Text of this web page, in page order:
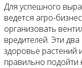
Для успешного
ведется агро-
организовать
вредителей. Эти
здоровье растений
правильно подойти